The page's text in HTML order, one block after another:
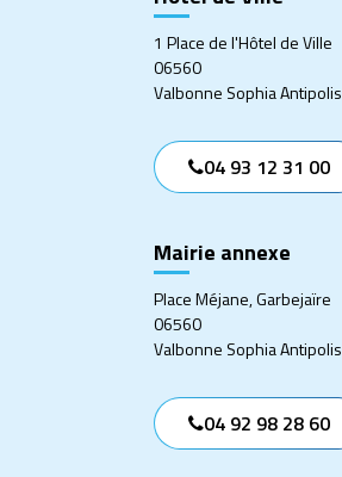
1 Place de l'Hôtel de Ville
06560
Valbonne Sophia Antipolis
04 93 12 31 00
Mairie annexe
Place Méjane, Garbejaïre
06560
Valbonne Sophia Antipolis
04 92 98 28 60